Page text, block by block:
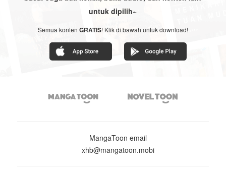
untuk dipilih~
Semua konten GRATIS! Klik di bawah untuk download!
 
MangaToon email
xhb@mangatoon.mobi